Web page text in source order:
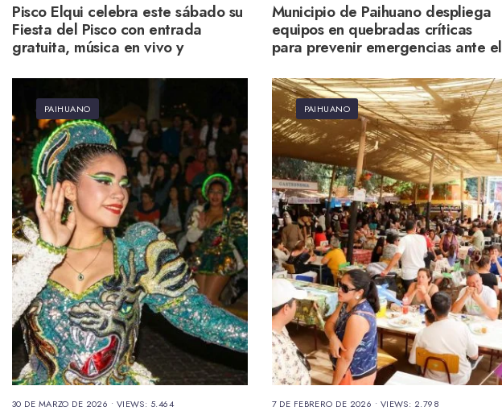
Pisco Elqui celebra este sábado su
Fiesta del Pisco con entrada
gratuita, música en vivo y
Municipio de Paihuano despliega
equipos en quebradas críticas
para prevenir emergencias ante el
PAIHUANO
30 DE MARZO DE 2026 • VIEWS: 5.464
PAIHUANO
7 DE FEBRERO DE 2026 • VIEWS: 2.798